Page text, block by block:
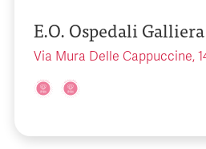
E.O. Ospedali Galliera
Via Mura Delle Cappuccine,